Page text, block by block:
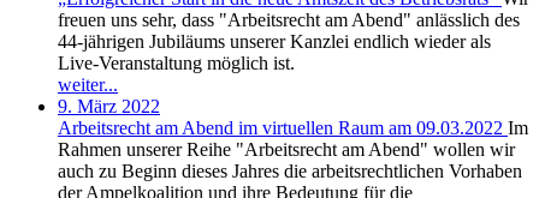
freuen uns sehr, dass "Arbeitsrecht am Abend" anlässlich des
44-jährigen Jubiläums unserer Kanzlei endlich wieder als
Live-Veranstaltung möglich ist.
weiter...
9. März 2022
Arbeitsrecht am Abend im virtuellen Raum am 09.03.2022 Im
Rahmen unserer Reihe "Arbeitsrecht am Abend" wollen wir
auch zu Beginn dieses Jahres die arbeitsrechtlichen Vorhaben
der Ampelkoalition und ihre Bedeutung für die